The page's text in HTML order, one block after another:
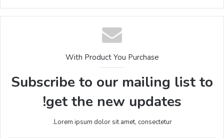
With Product You Purchase
Subscribe to our mailing list to
get the new updates!
Lorem ipsum dolor sit amet, consectetur.